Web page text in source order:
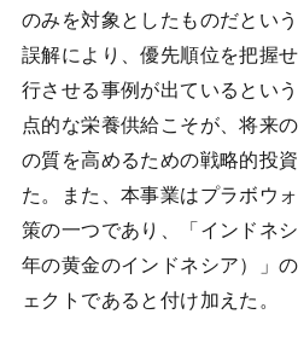
のみを対象としたものだとい
誤解により、優先順位を把握
行させる事例が出ているとい
点的な栄養供給こそが、将来
の質を高めるための戦略的投
た。また、本事業はプラボウ
策の一つであり、「インドネ
年の黄金のインドネシア）」
ェクトであると付け加えた。